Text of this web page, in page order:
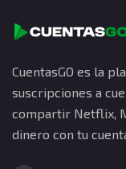
CuentasGO es la
suscripciones a
compartir Netflix,
dinero con tu